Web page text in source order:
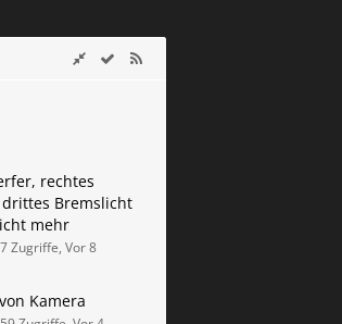
rechtes
Bremslicht
mehr
Zugriffe, Vor 8
Kamera